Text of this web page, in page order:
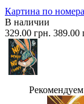
Картина по
В наличии
329.00 грн. 389.00
Рекомендуем